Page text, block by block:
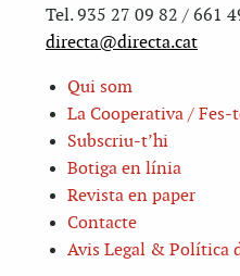
Tel. 935 27 09 82 / 661
directa@directa.cat
Qui som
La Cooperativa / Fes-
Subscriu-t’hi
Botiga en línia
Revista en paper
Contacte
Avis Legal & Política